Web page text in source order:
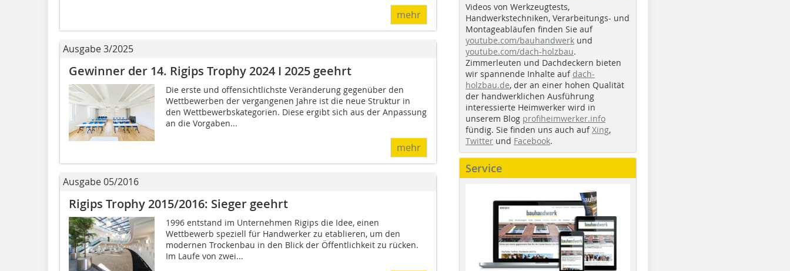
mehr
Ausgabe 3/2025
Gewinner der 14. Rigips Trophy 2024 I 2025 geehrt
Die erste und offensichtlichste Veränderung gegenüber den
Wettbewerben der vergangenen Jahre ist die neue Struktur in
den Wettbewerbskategorien. Diese ergibt sich aus der Anpassung
an die Vorgaben...
mehr
Ausgabe 05/2016
Rigips Trophy 2015/2016: Sieger geehrt
1996 entstand im Unternehmen Rigips die Idee, einen
Wettbewerb speziell für Handwerker zu etablieren, um den
modernen Trockenbau in den Blick der Öffentlichkeit zu rücken.
Im Laufe von zwei...
Videos von Werkzeugtests,
Handwerkstechniken, Verarbeitungs- und
Montageabläufen finden Sie auf
youtube.com/bauhandwerk und
youtube.com/dach-holzbau.
Zimmerleuten und Dachdeckern bieten
wir spannende Inhalte auf dach-
holzbau.de, der an einer hohen Qualität
der handwerklichen Ausführung
interessierte Heimwerker wird in
unserem Blog profiheimwerker.info
fündig. Sie finden uns auch aufXing,
Twitter und Facebook.
Service